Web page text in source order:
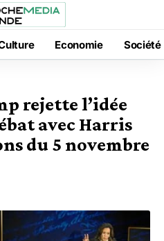
Economie Société
rejette l’idée
avec Harris
du 5 novembre